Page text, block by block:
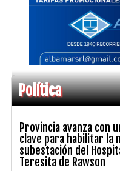
Política
Provincia avanza con
clave para habilitar la
subestación del
Teresita de Rawson